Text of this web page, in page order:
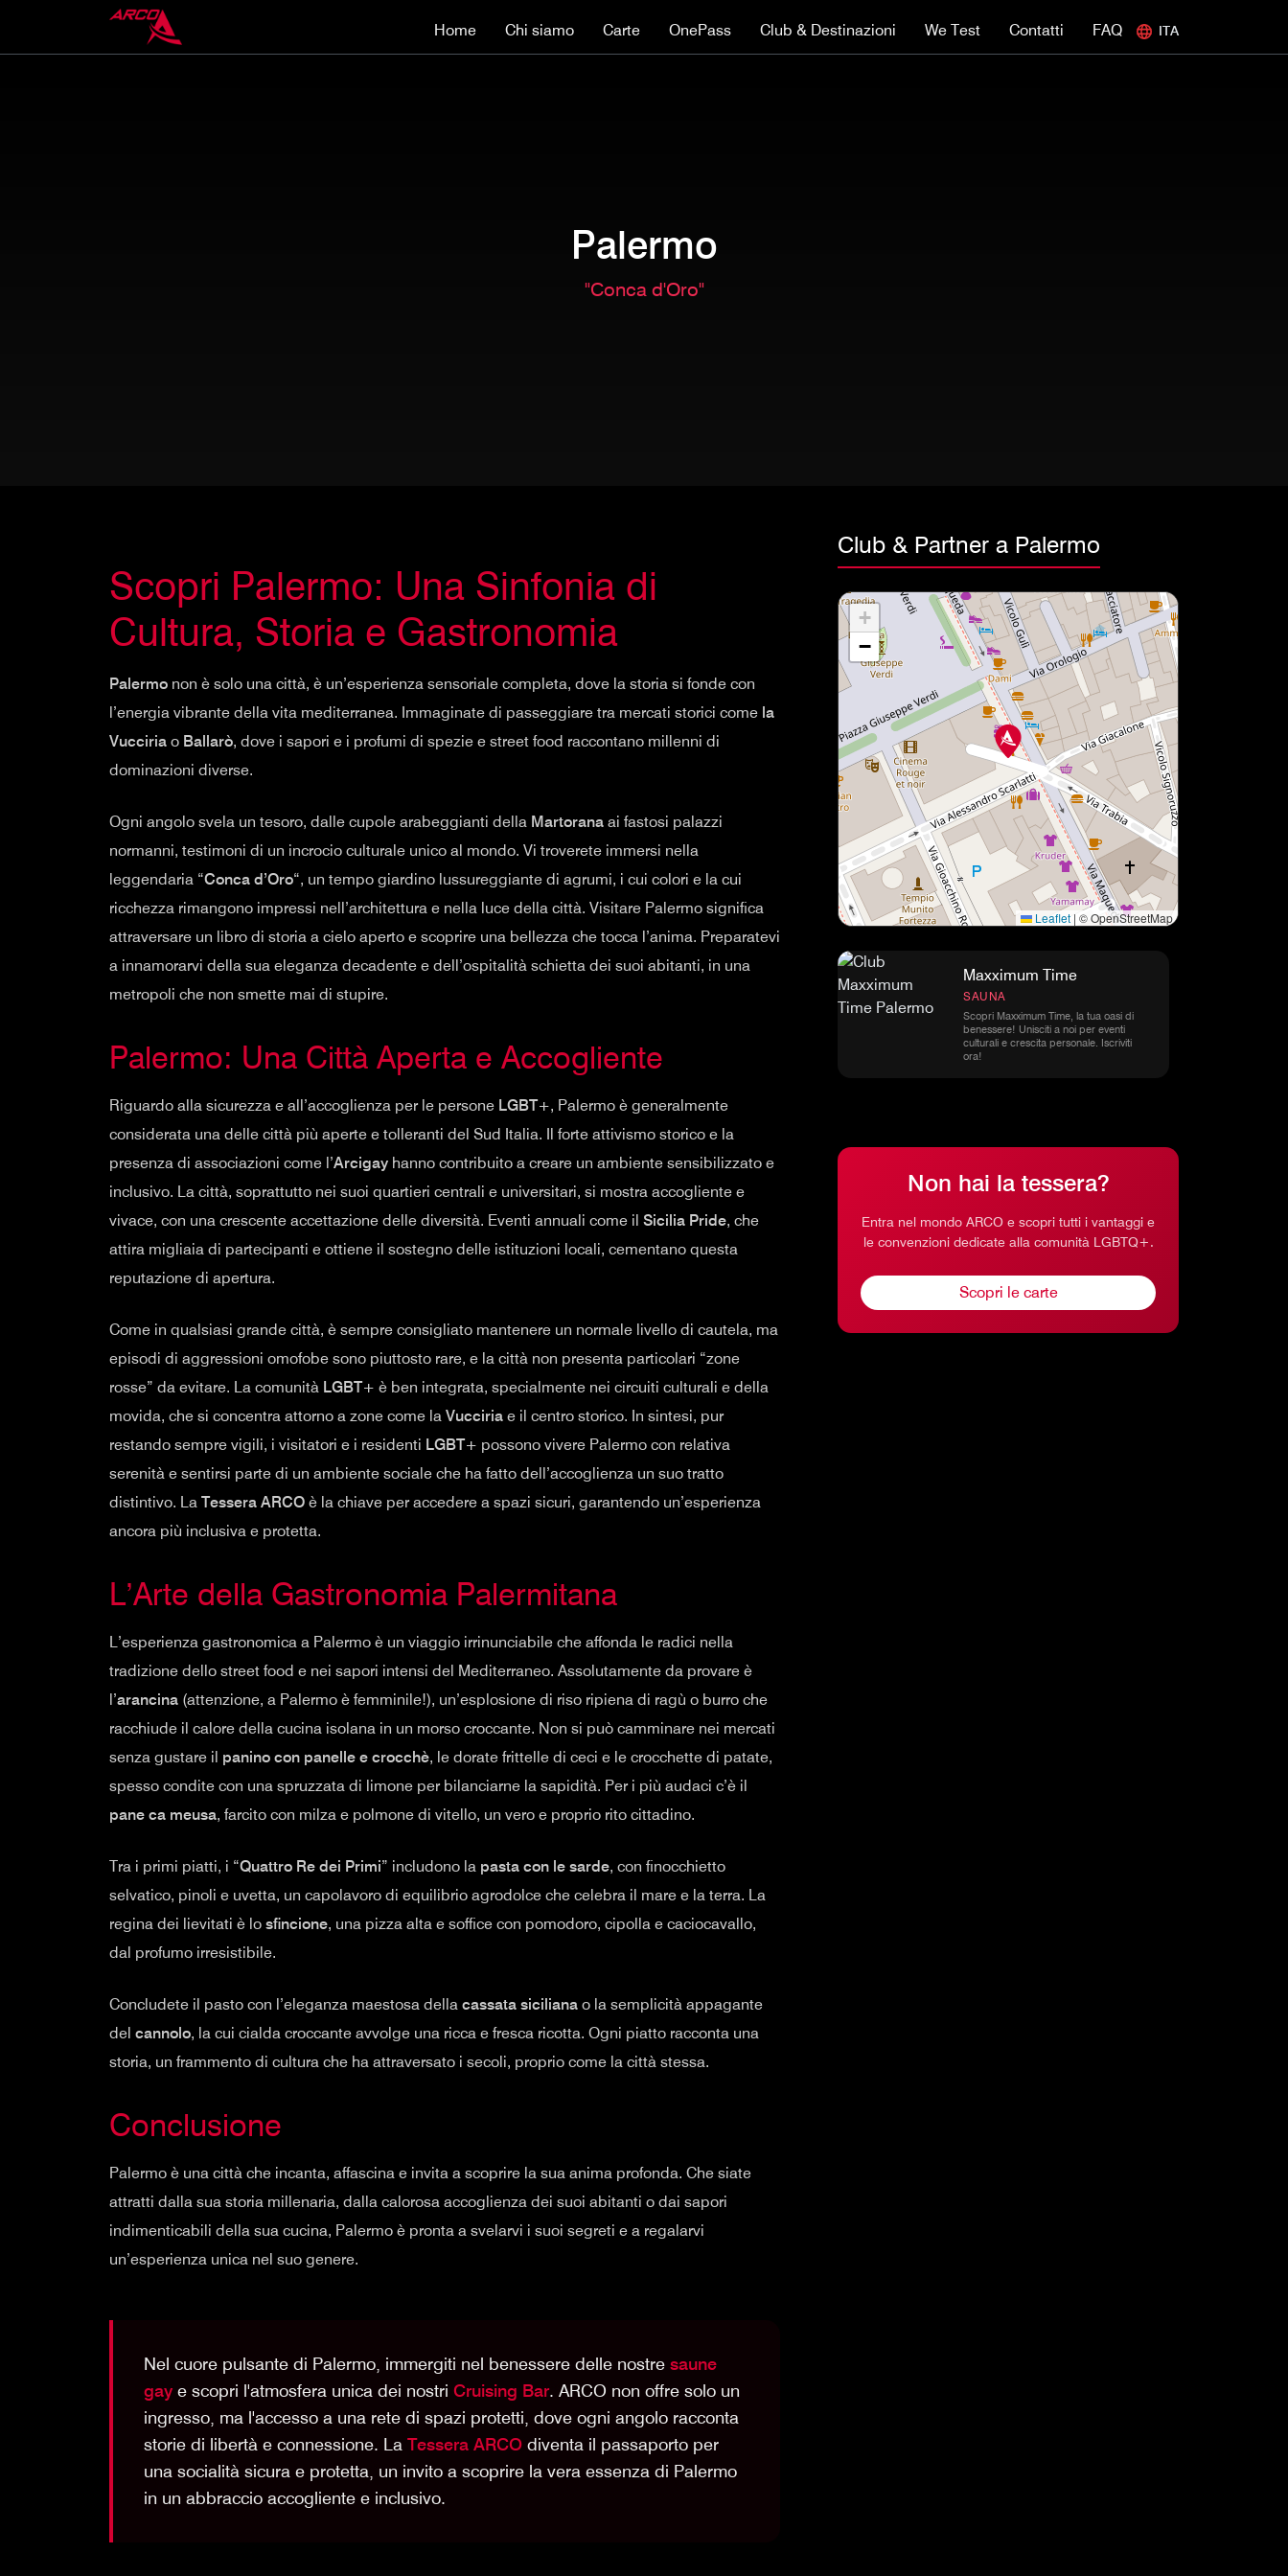
Home Chi siamo Carte OnePass Club & Destinazioni We Test Contatti FAQ ITA
Palermo
"Conca d'Oro"
Scopri Palermo: Una Sinfonia di
Cultura, Storia e Gastronomia
Palermo non è solo una città, è un’esperienza sensoriale completa, dove la storia si fonde con
l’energia vibrante della vita mediterranea. Immaginate di passeggiare tra mercati storici come la
Vucciria o Ballarò, dove i sapori e i profumi di spezie e street food raccontano millenni di
dominazioni diverse.
Ogni angolo svela un tesoro, dalle cupole arabeggianti della Martorana ai fastosi palazzi
normanni, testimoni di un incrocio culturale unico al mondo. Vi troverete immersi nella
leggendaria “Conca d’Oro“, un tempo giardino lussureggiante di agrumi, i cui colori e la cui
ricchezza rimangono impressi nell’architettura e nella luce della città. Visitare Palermo significa
attraversare un libro di storia a cielo aperto e scoprire una bellezza che tocca l’anima. Preparatevi
a innamorarvi della sua eleganza decadente e dell’ospitalità schietta dei suoi abitanti, in una
metropoli che non smette mai di stupire.
Palermo: Una Città Aperta e Accogliente
Riguardo alla sicurezza e all’accoglienza per le persone LGBT+, Palermo è generalmente
considerata una delle città più aperte e tolleranti del Sud Italia. Il forte attivismo storico e la
presenza di associazioni come l’Arcigay hanno contribuito a creare un ambiente sensibilizzato e
inclusivo. La città, soprattutto nei suoi quartieri centrali e universitari, si mostra accogliente e
vivace, con una crescente accettazione delle diversità. Eventi annuali come il Sicilia Pride, che
attira migliaia di partecipanti e ottiene il sostegno delle istituzioni locali, cementano questa
reputazione di apertura.
Come in qualsiasi grande città, è sempre consigliato mantenere un normale livello di cautela, ma
episodi di aggressioni omofobe sono piuttosto rare, e la città non presenta particolari “zone
rosse” da evitare. La comunità LGBT+ è ben integrata, specialmente nei circuiti culturali e della
movida, che si concentra attorno a zone come la Vucciria e il centro storico. In sintesi, pur
restando sempre vigili, i visitatori e i residenti LGBT+ possono vivere Palermo con relativa
serenità e sentirsi parte di un ambiente sociale che ha fatto dell’accoglienza un suo tratto
distintivo. La Tessera ARCO è la chiave per accedere a spazi sicuri, garantendo un’esperienza
ancora più inclusiva e protetta.
L’Arte della Gastronomia Palermitana
L’esperienza gastronomica a Palermo è un viaggio irrinunciabile che affonda le radici nella
tradizione dello street food e nei sapori intensi del Mediterraneo. Assolutamente da provare è
l’arancina (attenzione, a Palermo è femminile!), un’esplosione di riso ripiena di ragù o burro che
racchiude il calore della cucina isolana in un morso croccante. Non si può camminare nei mercati
senza gustare il panino con panelle e crocchè, le dorate frittelle di ceci e le crocchette di patate,
spesso condite con una spruzzata di limone per bilanciarne la sapidità. Per i più audaci c’è il
pane ca meusa, farcito con milza e polmone di vitello, un vero e proprio rito cittadino.
Tra i primi piatti, i “Quattro Re dei Primi” includono la pasta con le sarde, con finocchietto
selvatico, pinoli e uvetta, un capolavoro di equilibrio agrodolce che celebra il mare e la terra. La
regina dei lievitati è lo sfincione, una pizza alta e soffice con pomodoro, cipolla e caciocavallo,
dal profumo irresistibile.
Concludete il pasto con l’eleganza maestosa della cassata siciliana o la semplicità appagante
del cannolo, la cui cialda croccante avvolge una ricca e fresca ricotta. Ogni piatto racconta una
storia, un frammento di cultura che ha attraversato i secoli, proprio come la città stessa.
Conclusione
Palermo è una città che incanta, affascina e invita a scoprire la sua anima profonda. Che siate
attratti dalla sua storia millenaria, dalla calorosa accoglienza dei suoi abitanti o dai sapori
indimenticabili della sua cucina, Palermo è pronta a svelarvi i suoi segreti e a regalarvi
un’esperienza unica nel suo genere.
Nel cuore pulsante di Palermo, immergiti nel benessere delle nostre saune
gay e scopri l'atmosfera unica dei nostri Cruising Bar. ARCO non offre solo un
ingresso, ma l'accesso a una rete di spazi protetti, dove ogni angolo racconta
storie di libertà e connessione. La Tessera ARCO diventa il passaporto per
una socialità sicura e protetta, un invito a scoprire la vera essenza di Palermo
in un abbraccio accogliente e inclusivo.
Club & Partner a Palermo
+
−
Leaflet | © OpenStreetMap
Maxximum Time
SAUNA
Scopri Maxximum Time, la tua oasi di
benessere! Unisciti a noi per eventi
culturali e crescita personale. Iscriviti
ora!
Non hai la tessera?
Entra nel mondo ARCO e scopri tutti i vantaggi e
le convenzioni dedicate alla comunità LGBTQ+.
Scopri le carte